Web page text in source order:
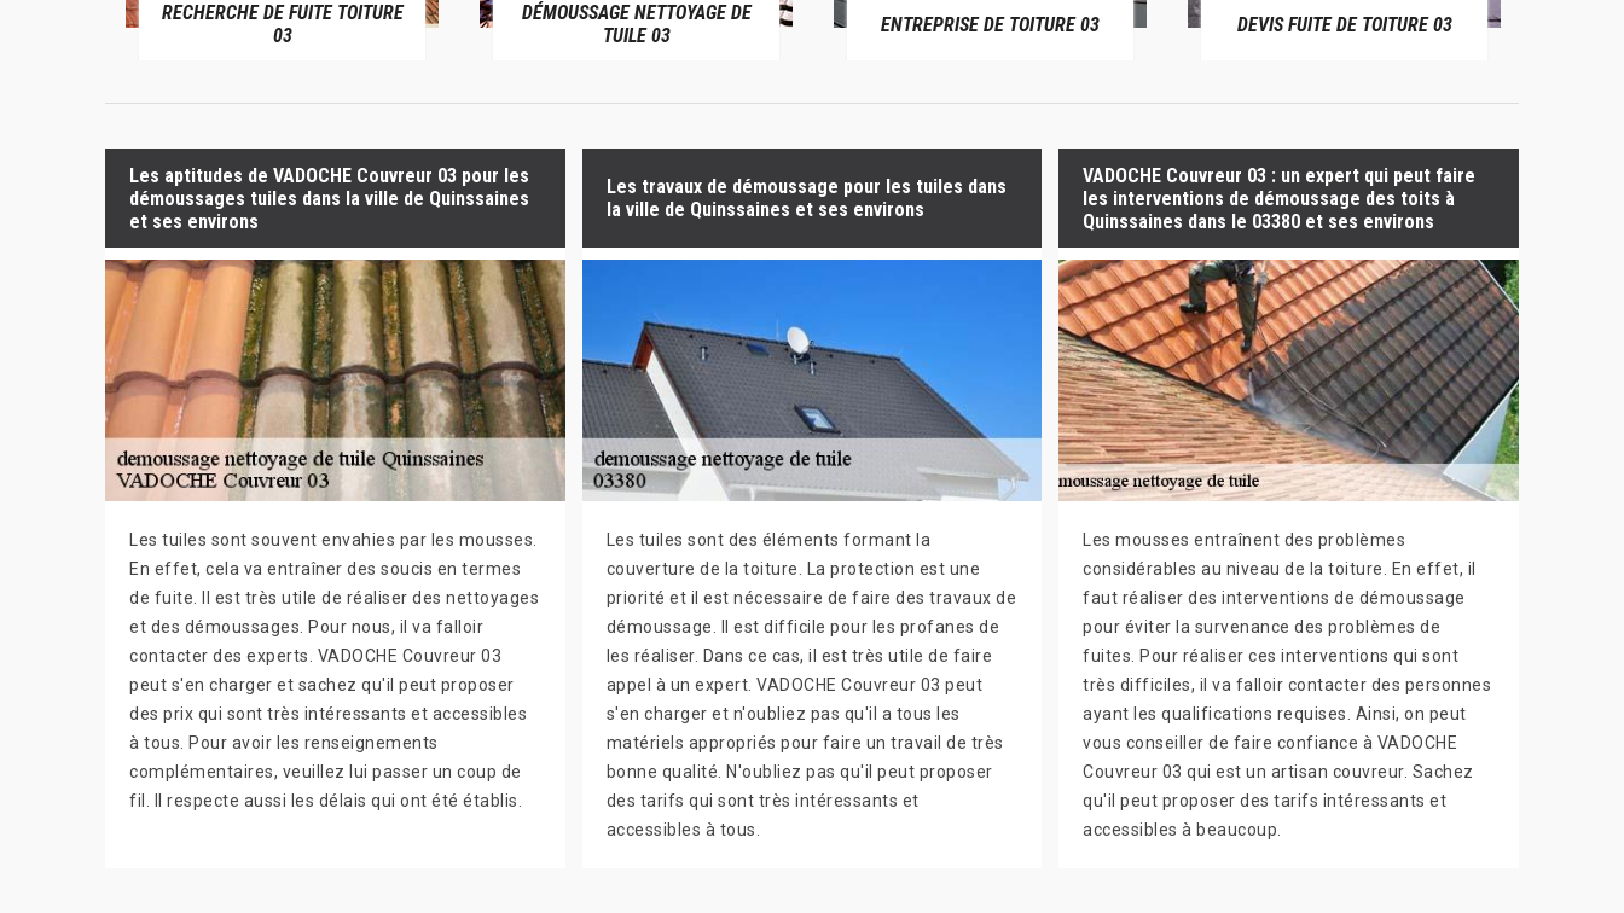
RECHERCHE DE FUITE TOITURE
03
DÉMOUSSAGE NETTOYAGE DE
TUILE 03
ENTREPRISE DE TOITURE 03 DEVIS FUITE DE TOITURE 03
Les aptitudes de VADOCHE Couvreur 03 pour les
démoussages tuiles dans la ville de Quinssaines
et ses environs
Les tuiles sont souvent envahies par les mousses.
En effet, cela va entraîner des soucis en termes
de fuite. Il est très utile de réaliser des nettoyages
et des démoussages. Pour nous, il va falloir
contacter des experts. VADOCHE Couvreur 03
peut s'en charger et sachez qu'il peut proposer
des prix qui sont très intéressants et accessibles
à tous. Pour avoir les renseignements
complémentaires, veuillez lui passer un coup de
fil. Il respecte aussi les délais qui ont été établis.
Les travaux de démoussage pour les tuiles dans
la ville de Quinssaines et ses environs
Les tuiles sont des éléments formant la
couverture de la toiture. La protection est une
priorité et il est nécessaire de faire des travaux de
démoussage. Il est difficile pour les profanes de
les réaliser. Dans ce cas, il est très utile de faire
appel à un expert. VADOCHE Couvreur 03 peut
s'en charger et n'oubliez pas qu'il a tous les
matériels appropriés pour faire un travail de très
bonne qualité. N'oubliez pas qu'il peut proposer
des tarifs qui sont très intéressants et
accessibles à tous.
VADOCHE Couvreur 03 : un expert qui peut faire
les interventions de démoussage des toits à
Quinssaines dans le 03380 et ses environs
Les mousses entraînent des problèmes
considérables au niveau de la toiture. En effet, il
faut réaliser des interventions de démoussage
pour éviter la survenance des problèmes de
fuites. Pour réaliser ces interventions qui sont
très difficiles, il va falloir contacter des personnes
ayant les qualifications requises. Ainsi, on peut
vous conseiller de faire confiance à VADOCHE
Couvreur 03 qui est un artisan couvreur. Sachez
qu'il peut proposer des tarifs intéressants et
accessibles à beaucoup.